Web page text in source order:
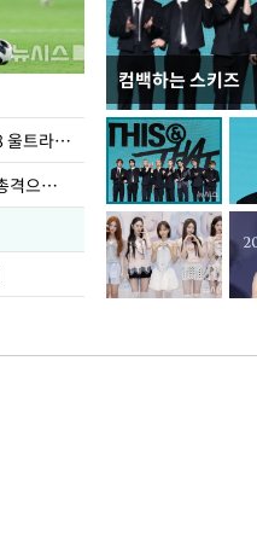
삼성전자, 7일부터 갤럭시 Z 폴드8 울트라·폴드8·플립8 출시
멕시코 인플루언서, 라방 중 괴한 총격으로 사망
컴백하는 스키즈
입추 하루 앞둔
폭염